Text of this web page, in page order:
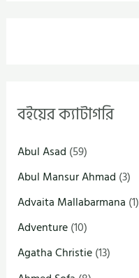
বইয়ের ক্যাটাগরি
Abul Asad (59)
Abul Mansur Ahmad (3)
Advaita Mallabarmana (1)
Adventure(10)
Agatha Christie(13)